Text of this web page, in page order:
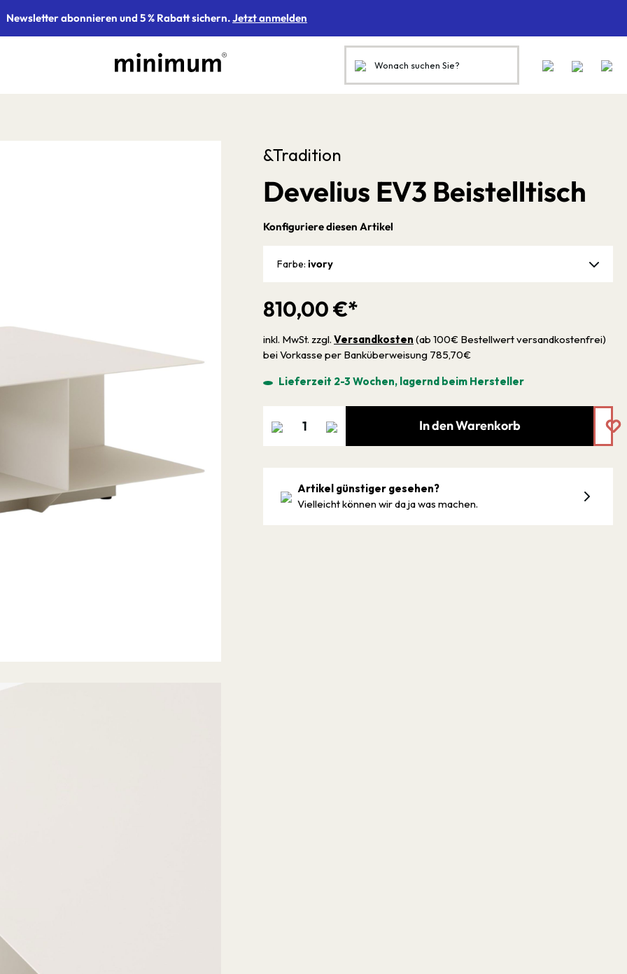
Newsletter abonnieren und 5 % Rabatt sichern.Jetzt anmelden
&Tradition
Develius EV3 Beistelltisch
810,00 €*
inkl. MwSt. zzgl. Versandkosten (ab 100€ Bestellwert versandkostenfrei)
bei Vorkasse per Banküberweisung 785,70€
Lieferzeit 2-3 Wochen, lagernd beim Hersteller
Konfiguriere diesen Artikel
Farbe: ivory
In den Warenkorb
Artikel günstiger gesehen?
Vielleicht können wir da ja was machen.